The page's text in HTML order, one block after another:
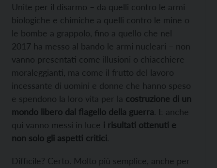
Unite per il disarmo – da quelli contro le armi
biologiche e chimiche a quelli contro le mine o
le bombe a grappolo, fino a quello che nel
2017 ha messo al bando le armi nucleari – non
vanno presentati come illusioni o chiacchiere
moraleggianti, ma come il frutto del lavoro
incessante di uomini e donne che hanno speso
e spendono la loro vita per la costruzione di un
mondo libero dal flagello della guerra. E anche
qui vanno messi in luce i risultati ottenuti e
non solo gli aspetti critici.
Difficile? Certo. Molto più semplice, anche per